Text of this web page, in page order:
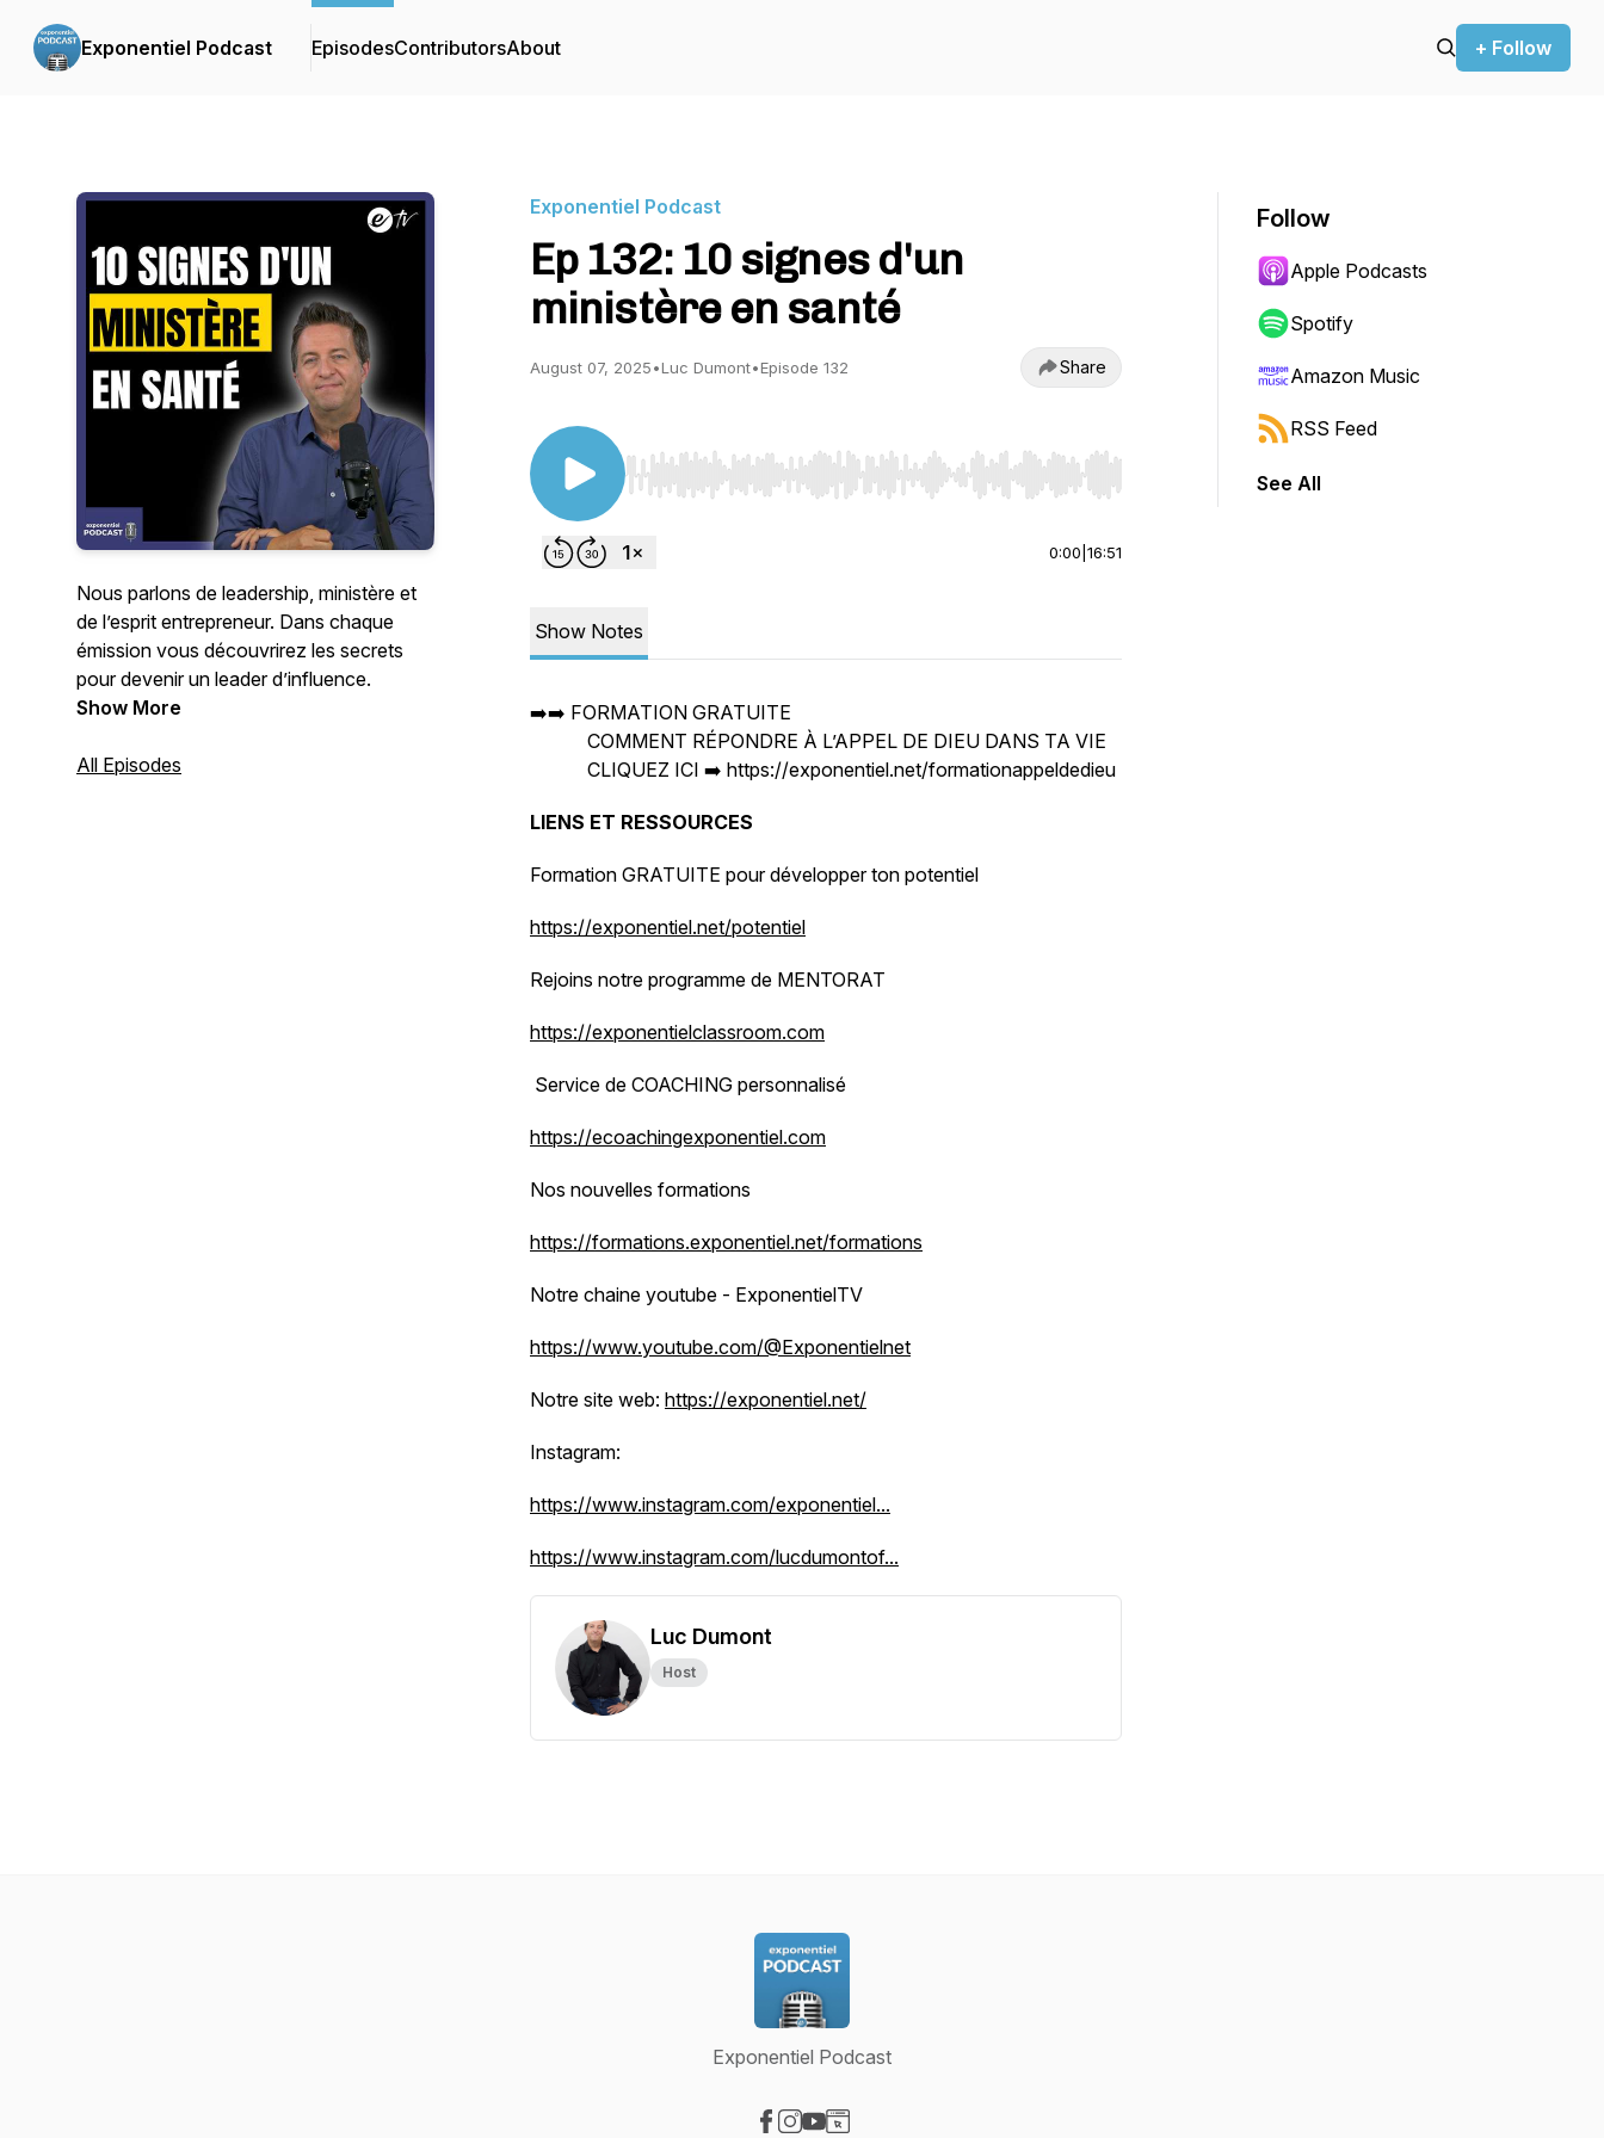
Exponentiel Podcast EpisodesContributorsAbout + Follow
Nous parlons de leadership, ministère et
de l’esprit entrepreneur. Dans chaque
émission vous découvrirez les secrets
pour devenir un leader d’influence.
Show More
All Episodes
Exponentiel Podcast
Ep 132: 10 signes d'un
ministère en santé
August 07, 2025•Luc Dumont•Episode 132 Share
Use Left/Right to seek, Home/End to jump to start or end. Hold shift to jump forward or backward.
0:00 16:51
Show Notes
➡️➡️ FORMATION GRATUITE
COMMENT RÉPONDRE À L’APPEL DE DIEU DANS TA VIE
CLIQUEZ ICI ➡️ https://exponentiel.net/formationappeldedieu
LIENS ET RESSOURCES
Formation GRATUITE pour développer ton potentiel
https://exponentiel.net/potentiel
Rejoins notre programme de MENTORAT
https://exponentielclassroom.com
Service de COACHING personnalisé
https://ecoachingexponentiel.com
Nos nouvelles formations
https://formations.exponentiel.net/formations
Notre chaine youtube - ExponentielTV
https://www.youtube.com/@Exponentielnet
Notre site web: https://exponentiel.net/
Instagram:
https://www.instagram.com/exponentiel...
https://www.instagram.com/lucdumontof...
Luc Dumont
Host
Follow
Apple Podcasts
Spotify
Amazon Music
RSS Feed
See All
Exponentiel Podcast